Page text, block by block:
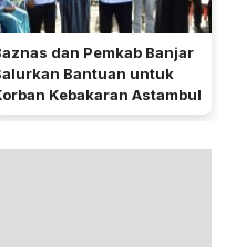
dan Pemkab Banjar
Bantuan untuk
Kebakaran Astambul